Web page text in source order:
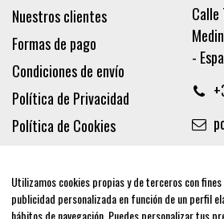
Nuestros clientes
Formas de pago
Condiciones de envío
Política de Privacidad
Política de Cookies
Aviso legal
Calle
-
Utilizamos cookies propias y de terceros con
publicidad personalizada en función de un perfil
hábitos de navegación. Puedes personalizar tus